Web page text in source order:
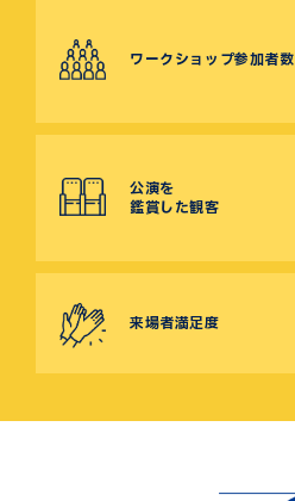
ワークショップ参加者数
公演を
鑑賞した観客
来場者満足度